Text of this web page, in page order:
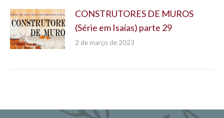
CONSTRUTORES DE MUROS
(Série em Isaías) parte 29
2 de março de 2023